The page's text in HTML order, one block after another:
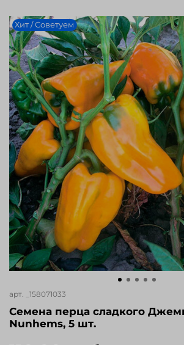
Хит / Советуем
арт. _158071033
Cемена перца сладкого
Nunhems, 5 шт.